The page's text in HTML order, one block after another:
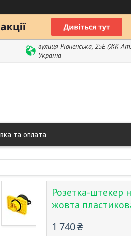
вулиця Рівненська, 25Е (ЖК
Україна
та оплата
Розетка-штекер
жовта
1 740 ₴